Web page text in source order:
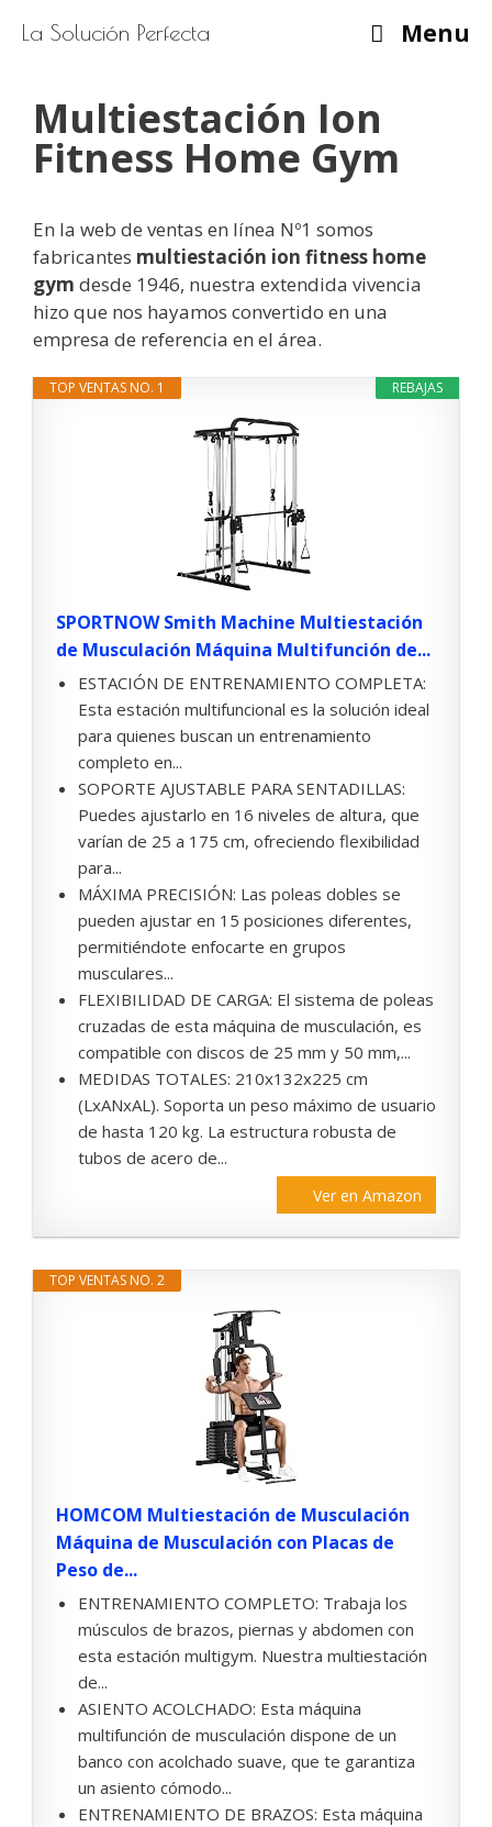
La Solución Perfecta Menu
Multiestación Ion
Fitness Home Gym
En la web de ventas en línea Nº1 somos
fabricantes multiestación ion fitness home
gym desde 1946, nuestra extendida vivencia
hizo que nos hayamos convertido en una
empresa de referencia en el área.
REBAJAS
TOP VENTAS NO. 1
SPORTNOW Smith Machine Multiestación
de Musculación Máquina Multifunción de...
ESTACIÓN DE ENTRENAMIENTO COMPLETA:
Esta estación multifuncional es la solución ideal
para quienes buscan un entrenamiento
completo en...
SOPORTE AJUSTABLE PARA SENTADILLAS:
Puedes ajustarlo en 16 niveles de altura, que
varían de 25 a 175 cm, ofreciendo flexibilidad
para...
MÁXIMA PRECISIÓN: Las poleas dobles se
pueden ajustar en 15 posiciones diferentes,
permitiéndote enfocarte en grupos
musculares...
FLEXIBILIDAD DE CARGA: El sistema de poleas
cruzadas de esta máquina de musculación, es
compatible con discos de 25 mm y 50 mm,...
MEDIDAS TOTALES: 210x132x225 cm
(LxANxAL). Soporta un peso máximo de usuario
de hasta 120 kg. La estructura robusta de
tubos de acero de...
Ver en Amazon
TOP VENTAS NO. 2
HOMCOM Multiestación de Musculación
Máquina de Musculación con Placas de
Peso de...
ENTRENAMIENTO COMPLETO: Trabaja los
músculos de brazos, piernas y abdomen con
esta estación multigym. Nuestra multiestación
de...
ASIENTO ACOLCHADO: Esta máquina
multifunción de musculación dispone de un
banco con acolchado suave, que te garantiza
un asiento cómodo...
ENTRENAMIENTO DE BRAZOS: Esta máquina